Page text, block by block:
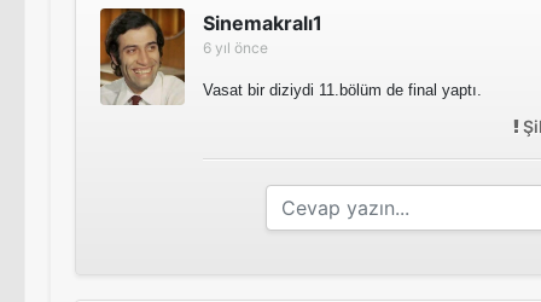
Sinemakralı1
6 yıl önce
Vasat bir diziydi 11.bölüm de final yaptı.